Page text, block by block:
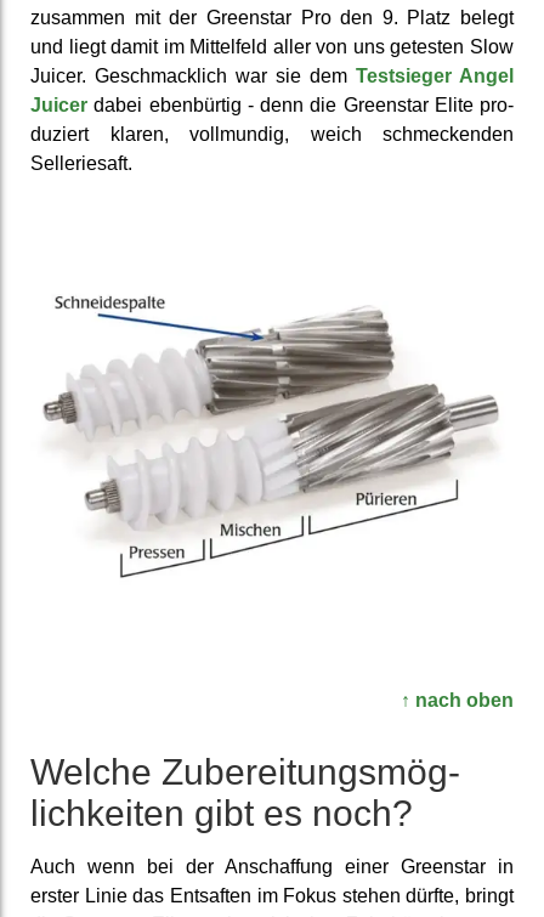
zusammen mit der Greenstar Pro den 9. Platz belegt
und liegt damit im Mittel­feld aller von uns getesten Slow
Juicer. Ge­schmack­lich war sie dem Test­sieger Angel
Juicer dabei eben­bürtig - denn die Greenstar Elite pro­
duziert klaren, voll­mundig, weich schmecken­den
Sellerie­saft.
↑ nach oben
Welche Zu­bereitungs­mög­
lich­keiten gibt es noch?
Auch wenn bei der An­schaffung einer Greenstar in
erster Linie das Entsaften im Fokus stehen dürfte, bringt